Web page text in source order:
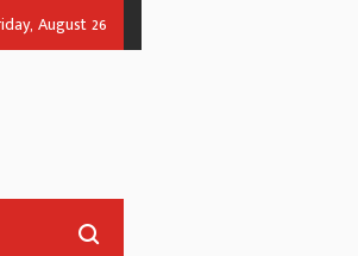
ஆக எதிர்பார்த்த மக்களுக்கு ‘Waste’ பட்ஜெட் -
August 26